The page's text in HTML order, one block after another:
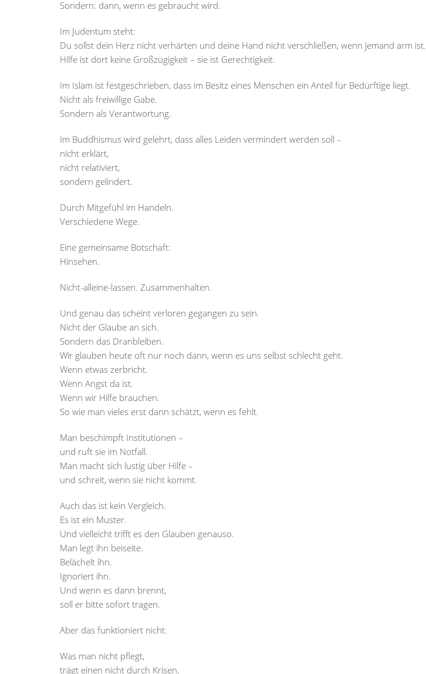
Sondern: dann, wenn es gebraucht wird.
Im Judentum steht:
Du sollst dein Herz nicht verhärten und deine Hand nicht verschließen, wenn jemand arm ist.
Hilfe ist dort keine Großzügigkeit – sie ist Gerechtigkeit.
Im Islam ist festgeschrieben, dass im Besitz eines Menschen ein Anteil für Bedürftige liegt.
Nicht als freiwillige Gabe.
Sondern als Verantwortung.
Im Buddhismus wird gelehrt, dass alles Leiden vermindert werden soll –
nicht erklärt,
nicht relativiert,
sondern gelindert.
Durch Mitgefühl im Handeln.
Verschiedene Wege.
Eine gemeinsame Botschaft:
Hinsehen.
Nicht-alleine-lassen. Zusammenhalten.
Und genau das scheint verloren gegangen zu sein.
Nicht der Glaube an sich.
Sondern das Dranbleiben.
Wir glauben heute oft nur noch dann, wenn es uns selbst schlecht geht.
Wenn etwas zerbricht.
Wenn Angst da ist.
Wenn wir Hilfe brauchen.
So wie man vieles erst dann schätzt, wenn es fehlt.
Man beschimpft Institutionen –
und ruft sie im Notfall.
Man macht sich lustig über Hilfe –
und schreit, wenn sie nicht kommt.
Auch das ist kein Vergleich.
Es ist ein Muster.
Und vielleicht trifft es den Glauben genauso.
Man legt ihn beiseite.
Belächelt ihn.
Ignoriert ihn.
Und wenn es dann brennt,
soll er bitte sofort tragen.
Aber das funktioniert nicht.
Was man nicht pflegt,
trägt einen nicht durch Krisen.